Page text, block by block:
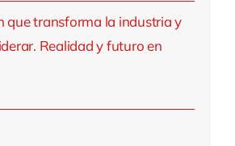
que transforma la industria y
Realidad y futuro en